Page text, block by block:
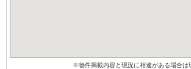
※物件掲載内容と現況に相違がある場合は